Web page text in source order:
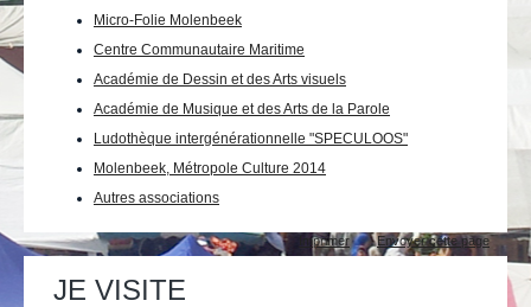
Actualités
Micro-Folie Molenbeek
Centre Communautaire Maritime
Académie de Dessin et des Arts visuels
Académie de Musique et des Arts de la Parole
Ludothèque intergénérationnelle "SPECULOOS"
Molenbeek, Métropole Culture 2014
Autres associations
sur
Imprimer Envoyer cette page
JE VISITE